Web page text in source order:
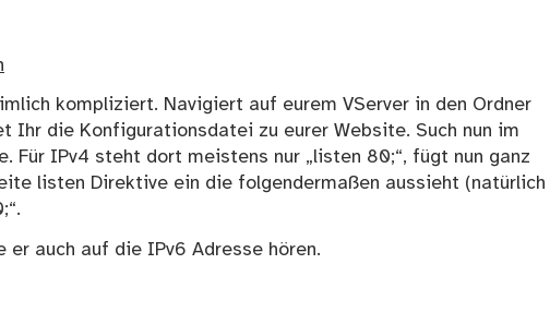
kompliziert. Navigiert auf eurem VServer in den Ordner
die Konfigurationsdatei zu eurer Website. Such nun im
Für IPv4 steht dort meistens nur „listen 80;“, fügt nun ganz
listen Direktive ein die folgendermaßen aussieht (natürlich
er auch auf die IPv6 Adresse hören.